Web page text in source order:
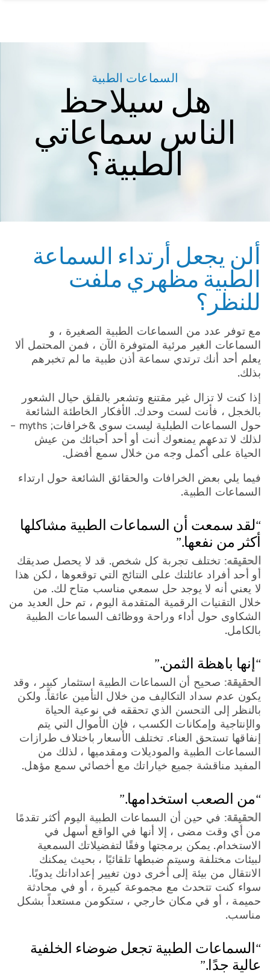
السماعات الطبية
هل سيلاحظ
الناس سماعاتي
الطبية؟
ألن يجعل أرتداء السماعة
الطبية مظهري ملفت
للنظر؟
مع توفر عدد من السماعات الطبية الصغيرة ، و
السماعات الغير مرئية المتوفرة الآن ، فمن المحتمل ألا
يعلم أحد أنك ترتدي سماعة أذن طبية ما لم تخبرهم
بذلك.
إذا كنت لا تزال غير مقتنع وتشعر بالقلق حيال الشعور
بالخجل ، فأنت لست وحدك. الأفكار الخاطئة الشائعة
حول السماعات الطبلية ليست سوى &خرافات; myths –
لذلك لا تدعهم يمنعوك أنت أو أحد أحبائك من عيش
الحياة على أكمل وجه من خلال سمع أفضل.
فيما يلي بعض الخرافات والحقائق الشائعة حول ارتداء
السماعات الطبية.
“لقد سمعت أن السماعات الطبية مشاكلها
أكثر من نفعها.”
الحقيقه: تختلف تجربة كل شخص. قد لا يحصل صديقك
أو أحد أفراد عائلتك على النتائج التي توقعوها ، لكن هذا
لا يعني أنه لا يوجد حل سمعي مناسب متاح لك. من
خلال التقنيات الرقمية المتقدمة اليوم ، تم حل العديد من
الشكاوى حول أداء وراحة ووظائف السماعات الطبية
بالكامل.
“إنها باهظة الثمن.”
الحقيقة: صحيح أن السماعات الطبية استثمار كبير ، وقد
يكون عدم سداد التكاليف من خلال التأمين عائقاً. ولكن
بالنظر إلى التحسن الذي تحققه في نوعية الحياة
والإنتاجية وإمكانات الكسب ، فإن الأموال التي يتم
إنفاقها تستحق العناء. تختلف الأسعار باختلاف طرازات
السماعات الطبية والموديلات ومقدميها ، لذلك من
المفيد مناقشة جميع خياراتك مع أخصائي سمع مؤهل.
“من الصعب استخدامها.”
الحقيقة: في حين أن السماعات الطبية اليوم أكثر تقدمًا
من أي وقت مضى ، إلا أنها في الواقع أسهل في
الاستخدام. يمكن برمجتها وفقًا لتفضيلاتك السمعية
لبيئات مختلفة وسيتم ضبطها تلقائيًا ، بحيث يمكنك
الانتقال من بيئة إلى أخرى دون تغيير إعداداتك يدويًا.
سواء كنت تتحدث مع مجموعة كبيرة ، أو في محادثة
حميمة ، أو في مكان خارجي ، ستكومن مستعداً بشكل
مناسب.
“السماعات الطبية تجعل ضوضاء الخلفية
عالية جدًا.”